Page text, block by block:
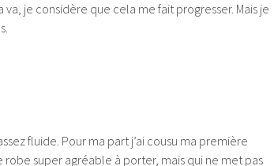
je considère que cela me fait progresser. Mais je
fluide. Pour ma part j’ai cousu ma première
robe super agréable à porter, mais qui ne met pas